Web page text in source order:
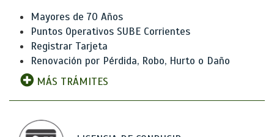
Mayores de 70 Años
Puntos Operativos SUBE Corrientes
Registrar Tarjeta
Renovación por Pérdida, Robo, Hurto o Daño
MÁS TRÁMITES